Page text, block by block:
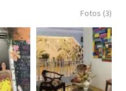
Fotos (3)